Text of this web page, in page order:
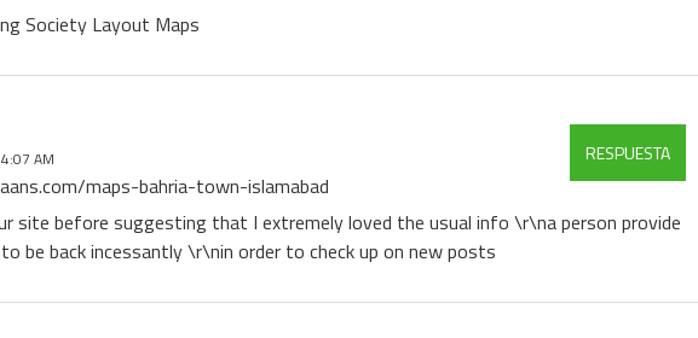
Society Layout Maps
AM
maps-bahria-town-islamabad
RESPUESTA
site before suggesting that I extremely loved the usual info \r\na person provide
be back incessantly \r\nin order to check up on new posts